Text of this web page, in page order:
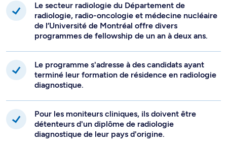
Le secteur radiologie du Département de
radiologie, radio-oncologie et médecine nucléaire
de l’Université de Montréal offre divers
programmes de fellowship de un an à deux ans.
Le programme s'adresse à des candidats ayant
terminé leur formation de résidence en radiologie
diagnostique.
Pour les moniteurs cliniques, ils doivent être
détenteurs d'un diplôme de radiologie
diagnostique de leur pays d'origine.